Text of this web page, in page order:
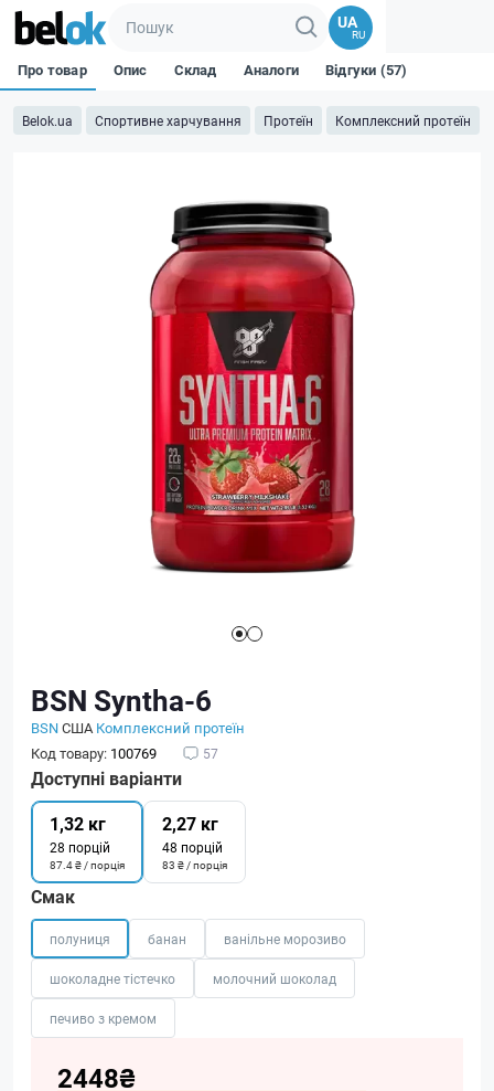
UA
RU
Belok.ua Спортивне харчування Протеїн Комплексний протеїн
Про товар Опис Склад Аналоги Відгуки (57)
BSN Syntha-6
BSNСША Комплексний протеїн
Код товару: 100769 57
Доступні варіанти
1,32 кг
28 порцій
87.4 ₴ / порція
2,27 кг
48 порцій
83 ₴ / порція
Смак
полуниця банан ванільне морозиво
шоколадне тістечко молочний шоколад
печиво з кремом
2448₴